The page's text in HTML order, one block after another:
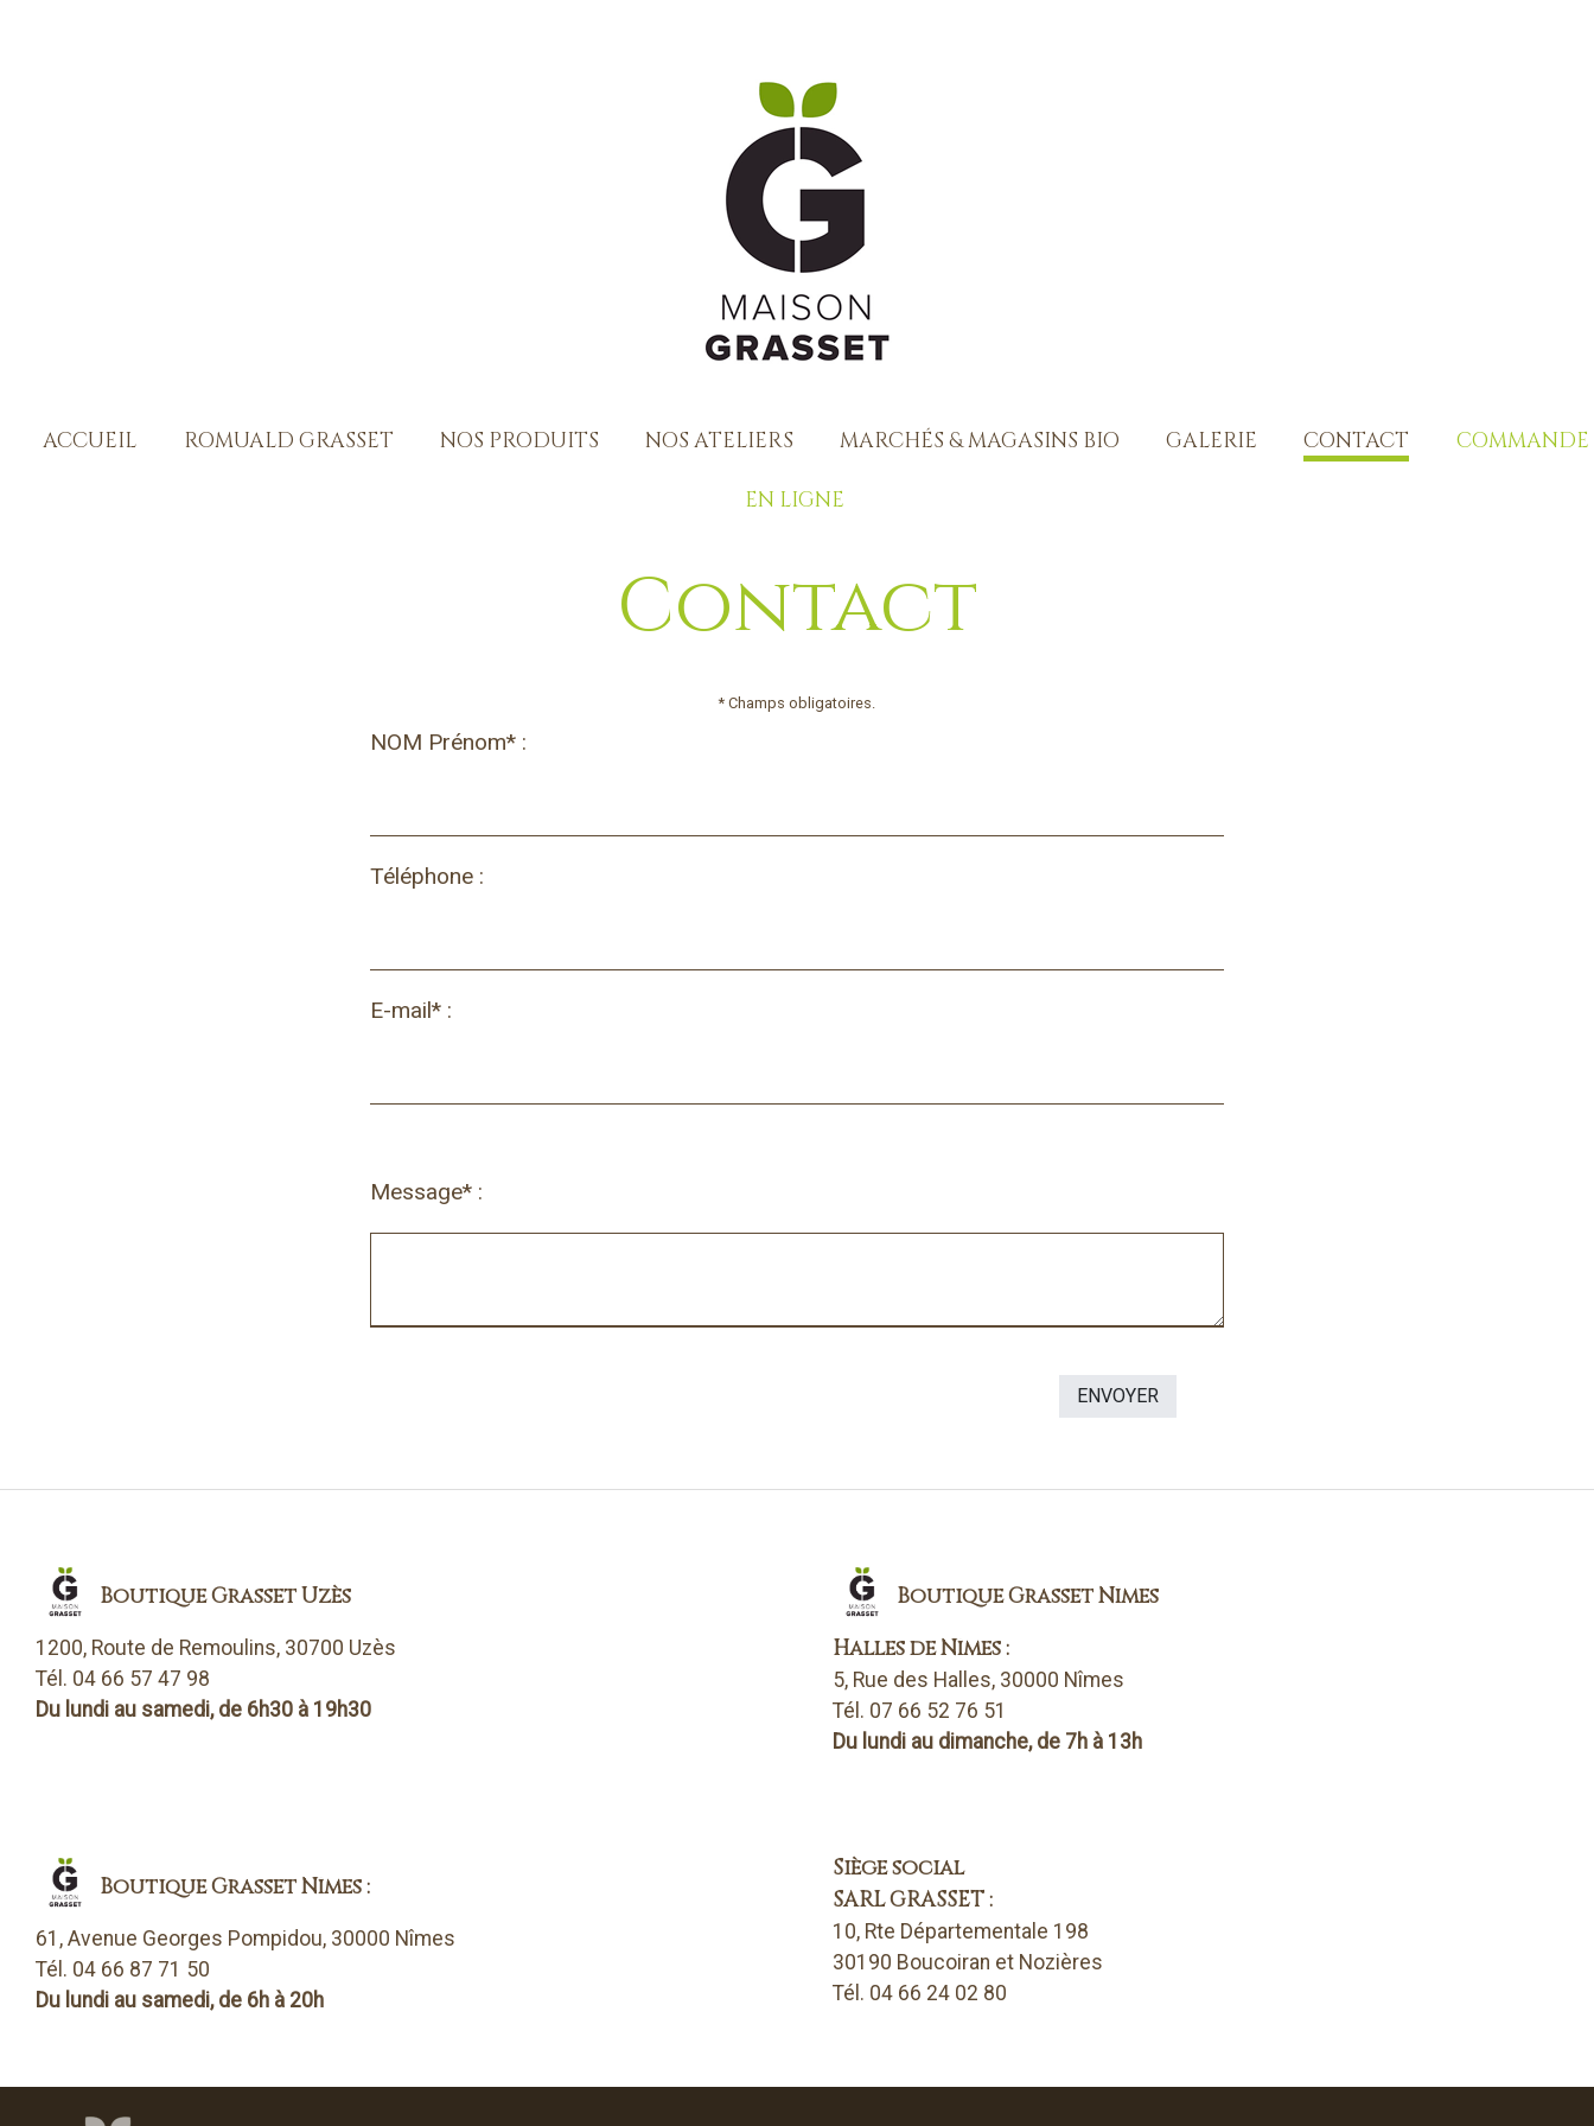
ACCUEIL ROMUALD GRASSET NOS PRODUITS NOS ATELIERS MARCHÉS & MAGASINS BIO GALERIE CONTACT COMMANDE
EN LIGNE
Contact
* Champs obligatoires.
NOM Prénom* :
Téléphone :
E-mail* :
Message* :
ENVOYER
Boutique Grasset Uzès
1200, Route de Remoulins, 30700 Uzès
Tél. 04 66 57 47 98
Du lundi au samedi, de 6h30 à 19h30
Boutique Grasset Nîmes
Halles de Nîmes :
5, Rue des Halles, 30000 Nîmes
Tél. 07 66 52 76 51
Du lundi au dimanche, de 7h à 13h
Boutique Grasset Nîmes :
61, Avenue Georges Pompidou, 30000 Nîmes
Tél. 04 66 87 71 50
Du lundi au samedi, de 6h à 20h
Siège social
SARL GRASSET :
10, Rte Départementale 198
30190 Boucoiran et Nozières
Tél. 04 66 24 02 80